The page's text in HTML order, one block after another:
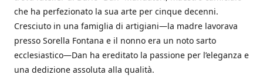
che ha perfezionato la sua arte per cinque decenni.
Cresciuto in una famiglia di artigiani—la madre lavorava
presso Sorella Fontana e il nonno era un noto sarto
ecclesiastico—Dan ha ereditato la passione per l’eleganza e
una dedizione assoluta alla qualità.